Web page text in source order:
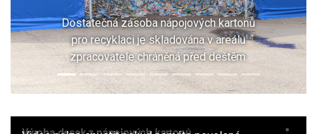
Dostatečná zásoba nápojových kartonů
pro recyklaci je skladována v areálu
zpracovatele chráněná před deštěm.